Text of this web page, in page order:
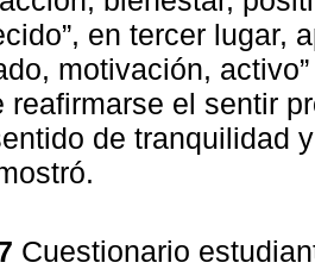
en tercer lugar,
motivación,
reafirmarse el sentir
de tranquilidad
Cuestionario